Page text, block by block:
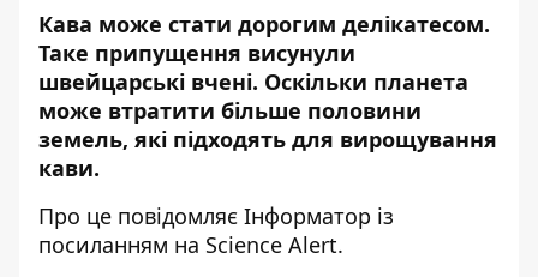
Кава може стати дорогим делікатесом.
Таке припущення висунули
швейцарські вчені. Оскільки планета
може втратити більше половини
земель, які підходять для вирощування
кави.
Про це повідомляє Інформатор із
посиланням на Science Alert.